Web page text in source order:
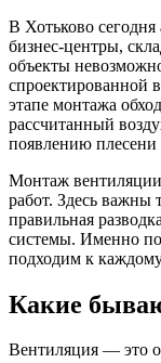
В Хотьково
бизнес-центры,
объекты
спроектированной
этапе монтажа
рассчитанный
появлению плесени
Монтаж
работ. Здесь важны
правильная
системы. Именно
подходим к
Какие
Вентиляция — это